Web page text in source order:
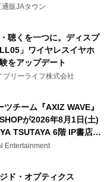
１０日の定例企画～
販JAタウン
聴くを一つに。ディスプ
」ワイヤレスイヤホ
をアップデート
ブリーライフ株式会社
ツチーム『AXIZ WAVE』
が2026年8月1日(土)
TSUTAYA 6階 IP書店で
Entertainment
ド・オプティクス